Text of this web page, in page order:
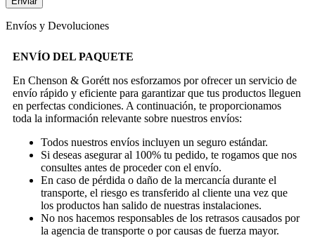
Envíos y Devoluciones
ENVÍO DEL PAQUETE
En Chenson & Gorétt nos esforzamos por ofrecer un servicio de
envío rápido y eficiente para garantizar que tus productos lleguen
en perfectas condiciones. A continuación, te proporcionamos
toda la información relevante sobre nuestros envíos:
Todos nuestros envíos incluyen un seguro estándar.
Si deseas asegurar al 100% tu pedido, te rogamos que nos
consultes antes de proceder con el envío.
En caso de pérdida o daño de la mercancía durante el
transporte, el riesgo es transferido al cliente una vez que
los productos han salido de nuestras instalaciones.
No nos hacemos responsables de los retrasos causados por
la agencia de transporte o por causas de fuerza mayor.